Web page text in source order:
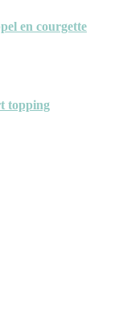
en courgette
topping